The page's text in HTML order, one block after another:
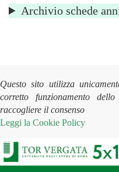
Archivio schede
Questo sito utilizza
corretto funzionamento
raccogliere il consenso
Leggi la Cookie Policy